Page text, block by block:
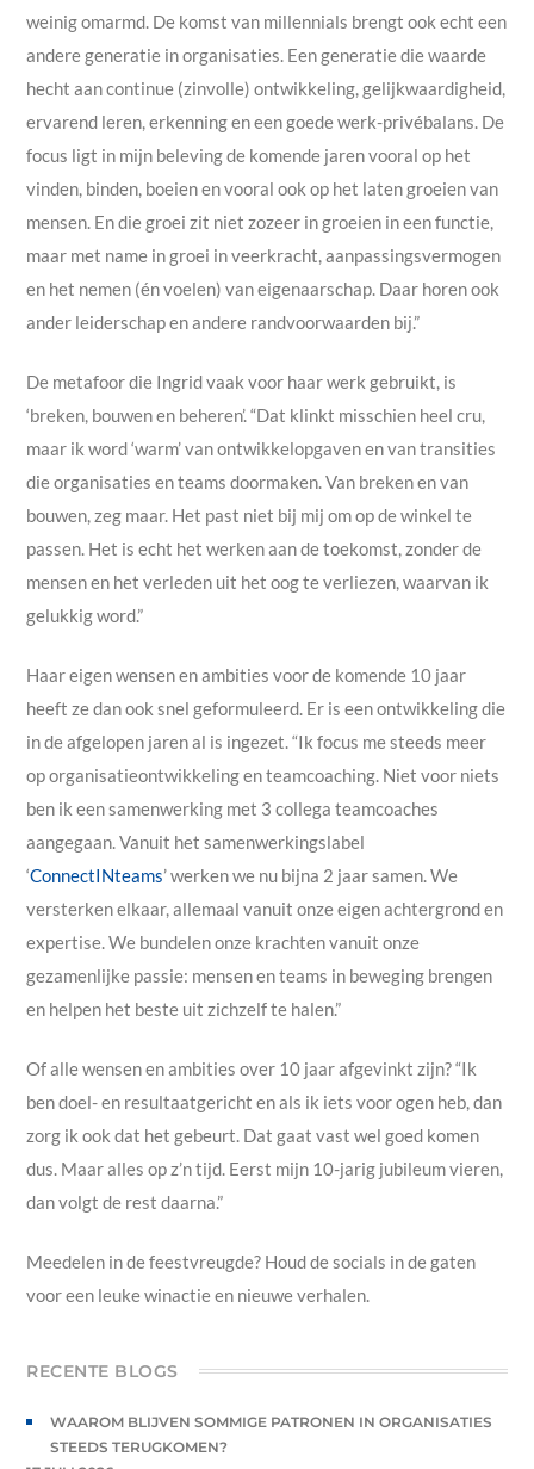
weinig omarmd. De komst van millennials brengt ook echt een
andere generatie in organisaties. Een generatie die waarde
hecht aan continue (zinvolle) ontwikkeling, gelijkwaardigheid,
ervarend leren, erkenning en een goede werk-privébalans. De
focus ligt in mijn beleving de komende jaren vooral op het
vinden, binden, boeien en vooral ook op het laten groeien van
mensen. En die groei zit niet zozeer in groeien in een functie,
maar met name in groei in veerkracht, aanpassingsvermogen
en het nemen (én voelen) van eigenaarschap. Daar horen ook
ander leiderschap en andere randvoorwaarden bij.”
De metafoor die Ingrid vaak voor haar werk gebruikt, is
‘breken, bouwen en beheren’. “Dat klinkt misschien heel cru,
maar ik word ‘warm’ van ontwikkelopgaven en van transities
die organisaties en teams doormaken. Van breken en van
bouwen, zeg maar. Het past niet bij mij om op de winkel te
passen. Het is echt het werken aan de toekomst, zonder de
mensen en het verleden uit het oog te verliezen, waarvan ik
gelukkig word.”
Haar eigen wensen en ambities voor de komende 10 jaar
heeft ze dan ook snel geformuleerd. Er is een ontwikkeling die
in de afgelopen jaren al is ingezet. “Ik focus me steeds meer
op organisatieontwikkeling en teamcoaching. Niet voor niets
ben ik een samenwerking met 3 collega teamcoaches
aangegaan. Vanuit het samenwerkingslabel
‘ConnectINteams’ werken we nu bijna 2 jaar samen. We
versterken elkaar, allemaal vanuit onze eigen achtergrond en
expertise. We bundelen onze krachten vanuit onze
gezamenlijke passie: mensen en teams in beweging brengen
en helpen het beste uit zichzelf te halen.”
Of alle wensen en ambities over 10 jaar afgevinkt zijn? “Ik
ben doel- en resultaatgericht en als ik iets voor ogen heb, dan
zorg ik ook dat het gebeurt. Dat gaat vast wel goed komen
dus. Maar alles op z’n tijd. Eerst mijn 10-jarig jubileum vieren,
dan volgt de rest daarna.”
Meedelen in de feestvreugde? Houd de socials in de gaten
voor een leuke winactie en nieuwe verhalen.
RECENTE BLOGS
WAAROM BLIJVEN SOMMIGE PATRONEN IN ORGANISATIES
STEEDS TERUGKOMEN?